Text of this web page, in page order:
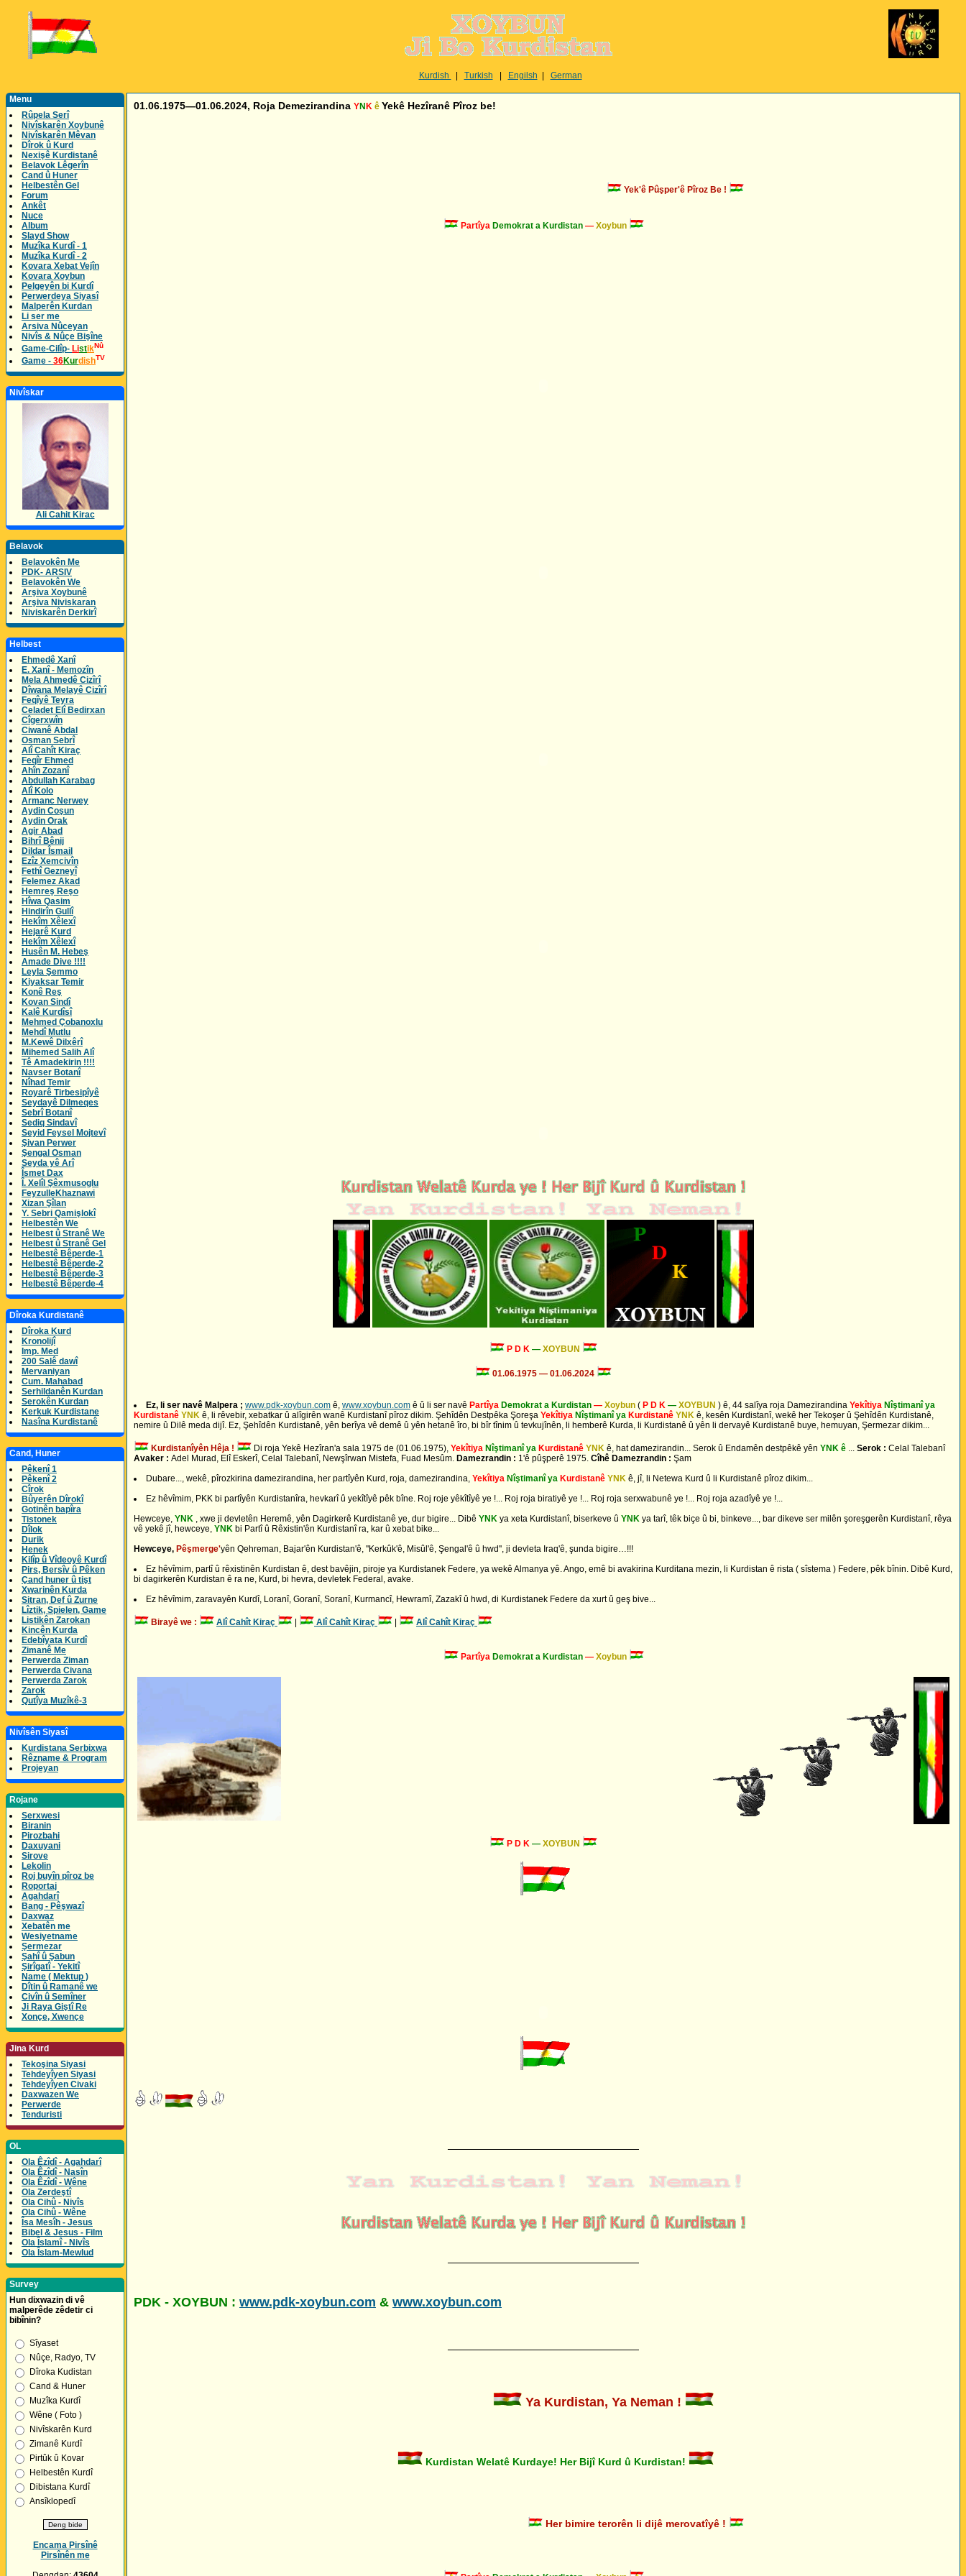
Kurdish Turkish Engilsh German
Menu
Rûpela Serî
Nivîskarên Xoybunê
Nivîskarên Mêvan
Dîrok û Kurd
Nexişê Kurdistanê
Belavok Lêgerîn
Cand û Huner
Helbestên Gel
Forum
Ankêt
Nuce
Album
Slayd Show
Muzîka Kurdî - 1
Muzîka Kurdî - 2
Kovara Xebat Vejîn
Kovara Xoybun
Pelgeyên bi Kurdî
Perwerdeya Siyasî
Malperên Kurdan
Li ser me
Arsiva Nûceyan
Nivîs & Nûçe Bişîne
Game-Cilîp- ListikNû
Game - 36KurdishTV
Nivîskar
Ali Cahit Kirac
Belavok
Belavokên Me
PDK- ARSIV
Belavokên We
Arşiva Xoybunê
Arşiva Niviskaran
Niviskarên Derkirî
Helbest
Ehmedê Xanî
E. Xanî - Memozîn
Mela Ahmedê Cizîrî
Dîwana Melayê Cizîrî
Feqîyê Teyra
Celadet Elî Bedirxan
Cîgerxwîn
Ciwanê Abdal
Osman Sebrî
Alî Cahît Kiraç
Feqîr Ehmed
Ahîn Zozanî
Abdullah Karabag
Alî Kolo
Armanc Nerwey
Aydin Coşun
Aydin Orak
Agir Abad
Bihrî Bênij
Dildar Îsmail
Ezîz Xemcivîn
Fethî Gezneyî
Felemez Akad
Hemreş Reşo
Hîwa Qasim
Hindirîn Gullî
Hekîm Xêlexî
Hejarê Kurd
Hekîm Xêlexî
Husên M. Hebeş
Amade Dive !!!!
Leyla Şemmo
Kiyaksar Temir
Konê Reş
Kovan Sindî
Kalê Kurdîsî
Mehmed Çobanoxlu
Mehdî Mutlu
M.Kewê Dilxêrî
Mihemed Salih Alî
Tê Amadekirin !!!!
Navser Botanî
Nîhad Temir
Royarê Tirbesipîyê
Seydayê Dilmeqes
Sebrî Botanî
Sediq Sindavî
Seyid Feysel Mojtevî
Şivan Perwer
Şengal Osman
Seyda yê Arî
Îsmet Dax
Î. Xelîl Şêxmusoglu
FeyzulleKhaznawi
Xizan Şîlan
Y. Sebri Qamişlokî
Helbestên We
Helbest û Stranê We
Helbest û Stranê Gel
Helbestê Bêperde-1
Helbestê Bêperde-2
Helbestê Bêperde-3
Helbestê Bêperde-4
Dîroka Kurdistanê
Dîroka Kurd
Kronolijî
Imp. Med
200 Salê dawî
Mervaniyan
Cum. Mahabad
Serhildanên Kurdan
Serokên Kurdan
Kerkuk Kurdistane
Nasîna Kurdistanê
Cand, Huner
Pêkenî 1
Pêkenî 2
Cîrok
Bûyerên Dîrokî
Gotinên bapîra
Tistonek
Dîlok
Durik
Henek
Kilîp û Vîdeoyê Kurdî
Pirs, Bersîv û Pêken
Çand huner û tişt
Xwarinên Kurda
Sitran, Def û Zurne
Lîztik, Spielen, Game
Listikên Zarokan
Kincên Kurda
Edebîyata Kurdî
Zimanê Me
Perwerda Ziman
Perwerda Civana
Perwerda Zarok
Zarok
Qutîya Muzîkê-3
Nivîsên Siyasî
Kurdistana Serbixwa
Rêzname & Program
Projeyan
Rojane
Serxwesi
Biranin
Pirozbahi
Daxuyani
Sirove
Lekolin
Roj buyîn pîroz be
Roportaj
Agahdarî
Bang - Pêşwazî
Daxwaz
Xebatên me
Wesiyetname
Şermezar
Şahî û Şabun
Şirîgatî - Yekitî
Name ( Mektup )
Dîtin û Ramanê we
Civîn û Semîner
Ji Raya Giştî Re
Xonçe, Xwençe
Jina Kurd
Tekoşina Siyasi
Tehdeyîyen Siyasi
Tehdeyîyen Civaki
Daxwazen We
Perwerde
Tenduristi
OL
Ola Êzîdî - Agahdarî
Ola Êzîdî - Nasîn
Ola Êzîdî - Wêne
Ola Zerdeştî
Ola Cihû - Nivîs
Ola Cihû - Wêne
Îsa Mesîh - Jesus
Bibel & Jesus - Film
Ola Îslamî - Nivîs
Ola Îslam-Mewlud
Survey
Hun dixwazin di vê
malperêde zêdetir ci
bibînin?
Sîyaset
Nûçe, Radyo, TV
Dîroka Kudistan
Cand & Huner
Muzîka Kurdî
Wêne ( Foto )
Nivîskarên Kurd
Zimanê Kurdî
Pirtûk û Kovar
Helbestên Kurdî
Dibistana Kurdî
Ansîklopedî
Encama Pirsînê
Pirsînên me
01.06.1975—01.06.2024, Roja Demezirandina YN K ê Yekê Hezîranê Pîroz be!
Yek'ê Pûşper'ê Pîroz Be !
Partîya Demokrat a Kurdistan — Xoybun
P D K — XOYBUN
01.06.1975 — 01.06.2024
Ez, li ser navê Malpera ; www.pdk-xoybun.com ê, www.xoybun.com ê û li ser navê Partîya Demokrat a Kurdistan — Xoybun ( P D K — XOYBUN ) ê, 44 salîya roja Damezirandina Yekîtiya Nîştimanî ya
Kurdistanê YNK ê, li rêvebir, xebatkar û alîgirên wanê Kurdistanî pîroz dikim. Şehîdên Destpêka Şoreşa Yekîtiya Nîştimanî ya Kurdistanê YNK ê, kesên Kurdistanî, wekê her Tekoşer û Şehîdên Kurdistanê,
nemire û Dilê meda dijî. Ez, Şehîdên Kurdistanê, yên berîya vê demê û yên hetanê îro, bi bîr tînim û tevkujînên, li hemberê Kurda, li Kurdistanê û yên li dervayê Kurdistanê buye, hemuyan, Şermezar dikim...
Kurdistanîyên Hêja ! Di roja Yekê Hezîran'a sala 1975 de (01.06.1975), Yekîtiya Nîştimanî ya Kurdistanê YNK ê, hat damezirandin... Serok û Endamên destpêkê yên YNK ê Serok : Celal Talebanî
Avaker : Adel Murad, Elî Eskerî, Celal Talebanî, Newşîrwan Mistefa, Fuad Mesûm. Damezrandin : 1'ê pûşperê 1975. Cîhê Damezrandin : Şam
Dubare..., wekê, pîrozkirina damezirandina, her partîyên Kurd, roja, damezirandina, Yekîtiya Nîştimanî ya Kurdistanê YNK ê, jî, li Netewa Kurd û li Kurdistanê pîroz dikim...
Ez hêvîmim, PKK bi partîyên Kurdistanîra, hevkarî û yekîtîyê pêk bîne. Roj roje yêkîtîyê ye !... Roj roja biratiyê ye !... Roj roja serxwabunê ye !... Roj roja azadîyê ye !...
Hewceye, YNK , xwe ji devletên Heremê, yên Dagirkerê Kurdistanê ye, dur bigire... Dibê YNK ya xeta Kurdistanî, biserkeve û YNK ya tarî, têk biçe û bi, binkeve..., bar dikeve ser milên şoreşgerên Kurdistanî, rêya
vê yekê jî, hewceye, YNK bi Partî û Rêxistin'ên Kurdistanî ra, kar û xebat bike...
Hewceye, Pêşmerge'yên Qehreman, Bajar'ên Kurdistan'ê, ''Kerkûk'ê, Misûl'ê, Şengal'ê û hwd'', ji devleta Iraq'ê, şunda bigire…!!!
Ez hêvîmim, partî û rêxistinên Kurdistan ê, dest bavêjin, piroje ya Kurdistanek Federe, ya wekê Almanya yê. Ango, emê bi avakirina Kurditana mezin, li Kurdistan ê rista ( sîstema ) Federe, pêk bînin. Dibê Kurd,
bi dagirkerên Kurdistan ê ra ne, Kurd, bi hevra, devletek Federal, avake.
Ez hêvîmim, zaravayên Kurdî, Loranî, Goranî, Soranî, Kurmancî, Hewramî, Zazakî û hwd, di Kurdistanek Federe da xurt û geş bive...
Birayê we : Alî Cahît Kiraç | Alî Cahît Kiraç | Alî Cahît Kiraç
Partîya Demokrat a Kurdistan — Xoybun
P D K — XOYBUN
PDK - XOYBUN : www.pdk-xoybun.com & www.xoybun.com
Ya Kurdistan, Ya Neman !
Kurdistan Welatê Kurdaye! Her Bijî Kurd û Kurdistan!
Her bimire terorên li dijê merovatîyê !